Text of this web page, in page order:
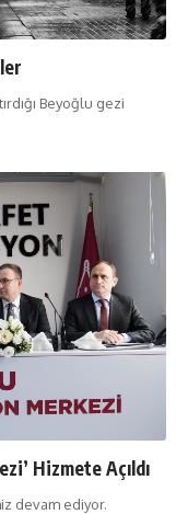
Beyoğlu gezi
Hizmete Açıldı
devam ediyor.